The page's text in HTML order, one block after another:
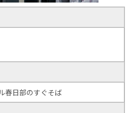
春日部のすぐそば